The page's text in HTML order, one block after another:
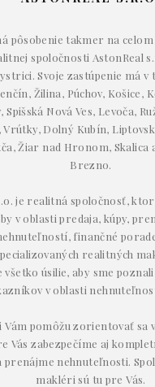
pôsobenie takmer na
spoločnosti AstonReal
Svoje zastúpenie má v
Žilina, Púchov, Košice,
Spišská Nová Ves, Levoča,
Dolný Kubín,
Žiar nad Hronom, Skalica
Brezno.
je realitná spoločnosť,
v oblasti predaja, kúpy,
finančné
realitných
všetko úsilie, aby sme
v oblasti
Vám pomôžu zorientovať sa
Vás zabezpečíme aj
prenájme nehnuteľnosti.
makléri sú tu pre Vás.